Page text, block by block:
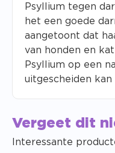
Psyllium tegen
het een goede
aangetoont dat
van honden en
Psyllium op een
uitgescheiden kan
Vergeet dit
Interessante